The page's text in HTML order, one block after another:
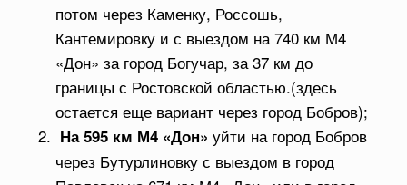
потом через Каменку, Россошь,
Кантемировку и с выездом на 740 км М4
«Дон» за город Богучар, за 37 км до
границы с Ростовской областью.(здесь
остается еще вариант через город Бобров);
На 595 км М4 «Дон» уйти на город Бобров
через Бутурлиновку с выездом в город